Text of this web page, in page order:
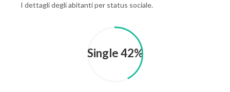
I dettagli degli abitanti per status sociale.
Single 42%